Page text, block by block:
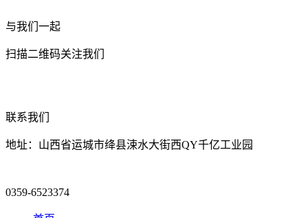
与我们一起
扫描二维码关注我们
联系我们
地址：山西省运城市绛县涑水大街西QY千亿工业园
0359-6523374